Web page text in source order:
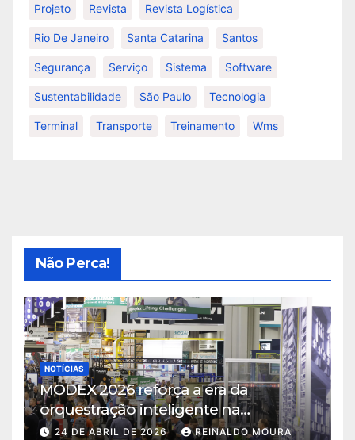
Projeto Revista Revista Logística
Rio De Janeiro Santa Catarina Santos
Segurança Serviço Sistema Software
Sustentabilidade São Paulo Tecnologia
Terminal Transporte Treinamento Wms
Não Perca!
NOTÍCIAS
MODEX 2026 reforça a era da
orquestração inteligente na
intralogística
24 DE ABRIL DE 2026 REINALDO MOURA